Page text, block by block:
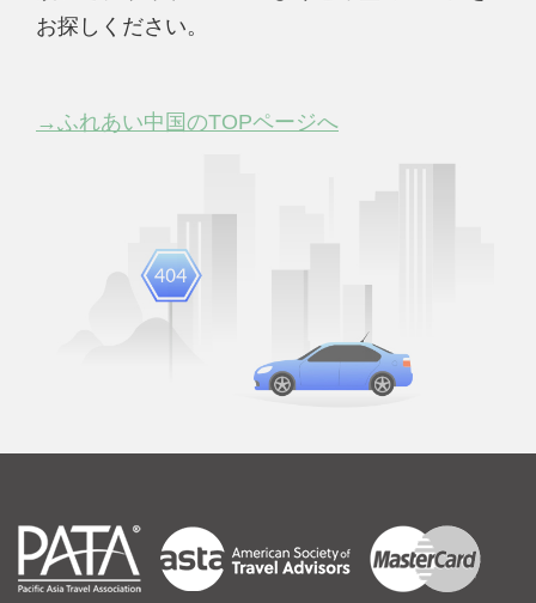
お探しください。
→ふれあい中国のTOPページへ